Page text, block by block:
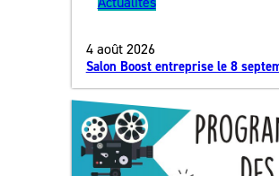
4 août 2026
Salon Boost entreprise le 8